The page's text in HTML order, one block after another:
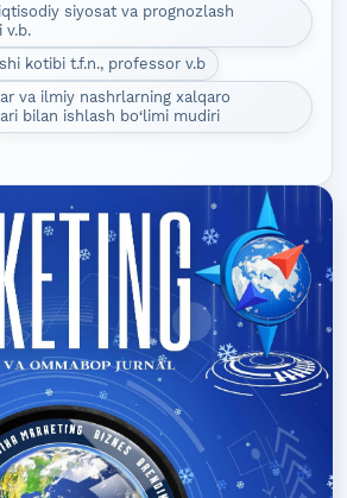
siyosat va prognozlash
v.b.
kotibi t.f.n., professor v.b
va ilmiy nashrlarning xalqaro
bilan ishlash bo‘limi mudiri